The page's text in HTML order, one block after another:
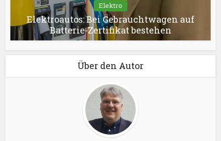
Elektro
Elektroautos: Bei Gebrauchtwagen auf
Batterie-Zertifikat bestehen
Über den Autor